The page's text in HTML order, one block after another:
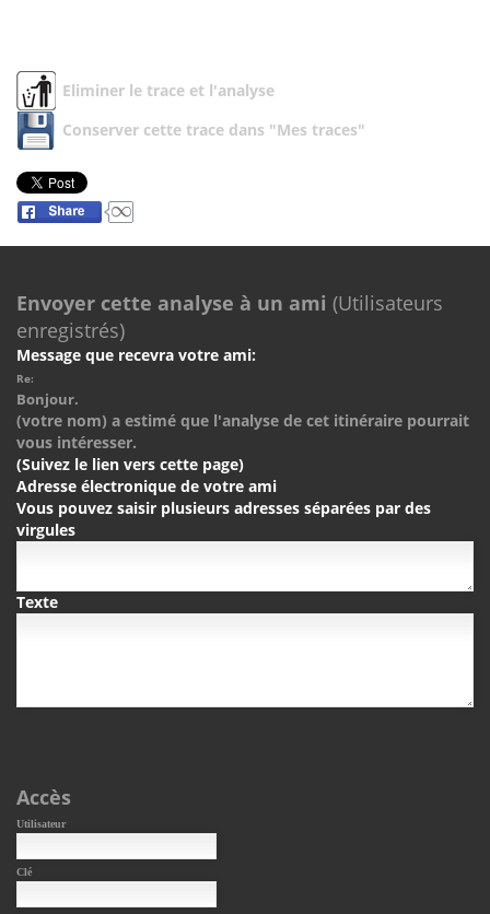
Eliminer le trace et l'analyse
Conserver cette trace dans "Mes traces"
Envoyer cette analyse à un ami (Utilisateurs
enregistrés)
Message que recevra votre ami:
Re:
Bonjour.
(votre nom) a estimé que l'analyse de cet itinéraire pourrait
vous intéresser.
(Suivez le lien vers cette page)
Adresse électronique de votre ami
Vous pouvez saisir plusieurs adresses séparées par des
virgules
Texte
Accès
Utilisateur
Clé